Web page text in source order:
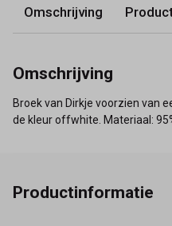
Omschrijving
Omschrijving
Broek van Dirkje voorzien van
de kleur offwhite. Materiaal:
Productinformatie